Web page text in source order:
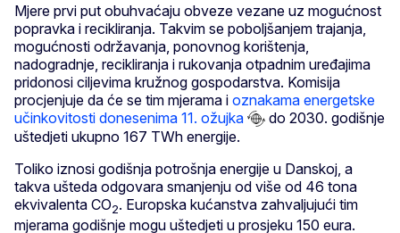
Mjere prvi put obuhvaćaju obveze vezane uz mogućnost
popravka i recikliranja. Takvim se poboljšanjem trajanja,
mogućnosti održavanja, ponovnog korištenja,
nadogradnje, recikliranja i rukovanja otpadnim uređajima
pridonosi ciljevima kružnog gospodarstva. Komisija
procjenjuje da će se tim mjerama i oznakama energetske
učinkovitosti donesenima 11. ožujka
do 2030. godišnje
uštedjeti ukupno 167 TWh energije.
Toliko iznosi godišnja potrošnja energije u Danskoj, a
takva ušteda odgovara smanjenju od više od 46 tona
ekvivalenta CO2. Europska kućanstva zahvaljujući tim
mjerama godišnje mogu uštedjeti u prosjeku 150 eura.